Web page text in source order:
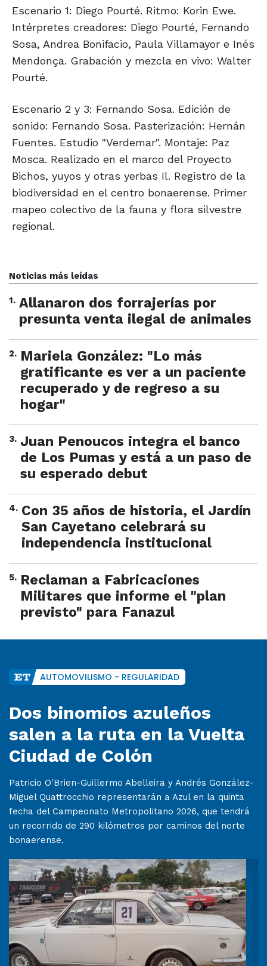
Escenario 1: Diego Pourté. Ritmo: Korin Ewe.
Intérpretes creadores: Diego Pourté, Fernando
Sosa, Andrea Bonifacio, Paula Villamayor e Inés
Mendonça. Grabación y mezcla en vivo: Walter
Pourté.
Escenario 2 y 3: Fernando Sosa. Edición de
sonido: Fernando Sosa. Pasterización: Hernán
Fuentes. Estudio "Verdemar". Montaje: Paz
Mosca. Realizado en el marco del Proyecto
Bichos, yuyos y otras yerbas Il. Registro de la
biodiversidad en el centro bonaerense. Primer
mapeo colectivo de la fauna y flora silvestre
regional.
Noticias más leídas
1. Allanaron dos forrajerías por
presunta venta ilegal de animales
2. Mariela González: "Lo más
gratificante es ver a un paciente
recuperado y de regreso a su
hogar"
3. Juan Penoucos integra el banco
de Los Pumas y está a un paso de
su esperado debut
4. Con 35 años de historia, el Jardín
San Cayetano celebrará su
independencia institucional
5. Reclaman a Fabricaciones
Militares que informe el "plan
previsto" para Fanazul
AUTOMOVILISMO - REGULARIDAD
Dos binomios azuleños
salen a la ruta en la Vuelta
Ciudad de Colón
Patricio O'Brien-Guillermo Abelleira y Andrés González-
Miguel Quattrocchio representarán a Azul en la quinta
fecha del Campeonato Metropolitano 2026, que tendrá
un recorrido de 290 kilómetros por caminos del norte
bonaerense.